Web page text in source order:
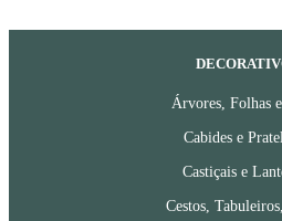
Árvores, Folhas
Cabides e
Castiçais e
Cestos,